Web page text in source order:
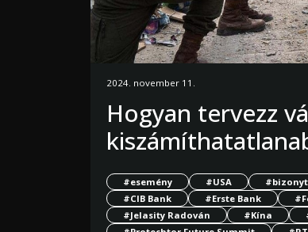
2024. november 11.
Hogyan tervezz
#esemény #USA
#CIB Bank
#Erste Bank
#Jelasity Radován
#Kína